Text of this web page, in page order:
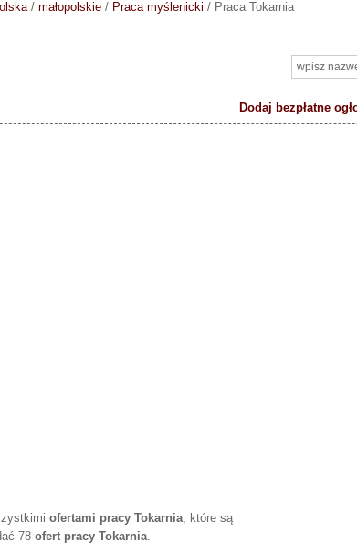
Dodaj bezpłatne
/ małopolskie / Praca myślenicki / Praca Tokarnia
ofertami pracy Tokarnia, które są
78 ofert pracy Tokarnia.